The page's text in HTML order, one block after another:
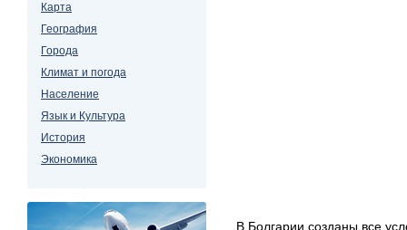
В Болгарии созданы все
Карта
География
Города
Климат и погода
Население
Язык и Культура
История
Экономика